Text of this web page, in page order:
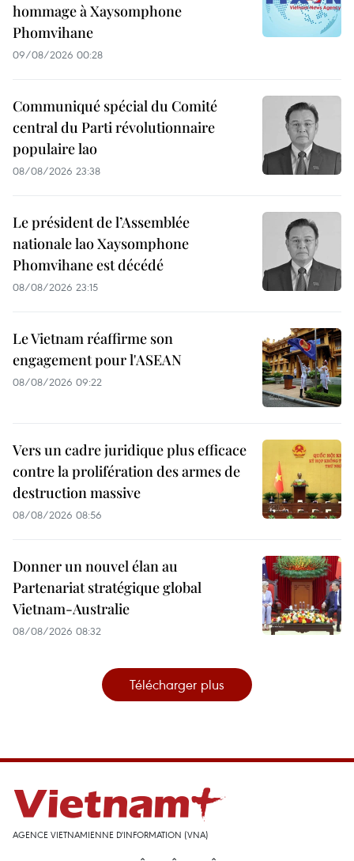
hommage à Xaysomphone
Phomvihane
09/08/2026 00:28
Communiqué spécial du Comité
central du Parti révolutionnaire
populaire lao
08/08/2026 23:38
Le président de l’Assemblée
nationale lao Xaysomphone
Phomvihane est décédé
08/08/2026 23:15
Le Vietnam réaffirme son
engagement pour l'ASEAN
08/08/2026 09:22
Vers un cadre juridique plus efficace
contre la prolifération des armes de
destruction massive
08/08/2026 08:56
Donner un nouvel élan au
Partenariat stratégique global
Vietnam-Australie
08/08/2026 08:32
Télécharger plus
AGENCE VIETNAMIENNE D'INFORMATION (VNA)